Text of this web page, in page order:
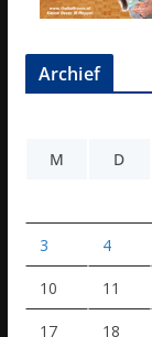
Archief
M
D
3 4
10 11
17 18